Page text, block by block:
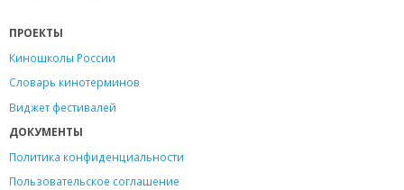
ПРОЕКТЫ
Киношколы России
Словарь кинотерминов
Виджет фестивалей
ДОКУМЕНТЫ
Политика конфиденциальности
Пользовательское соглашение